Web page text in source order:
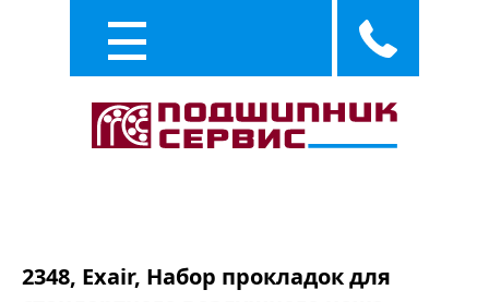
2348, Exair, Набор прокладок для